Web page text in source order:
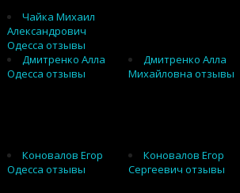
Чайка Михаил
Александрович
Одесса отзывы
Дмитренко Алла
Одесса отзывы
Дмитренко Алла
Михайловна отзывы
Коновалов Егор
Одесса отзывы
Коновалов Егор
Сергеевич отзывы